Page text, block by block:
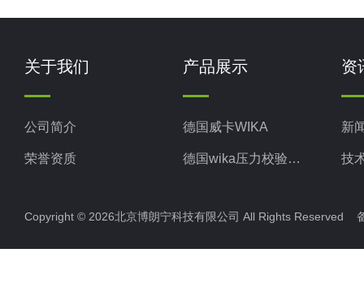
关于我们
公司简介
荣誉资质
产品展示
德国威卡WIKA
德国wika压力校验系统
美国固瑞克GRACO
意大利ELETTROTEC压力开关
资
新
技
Copyright © 2026北京博朗宁科技有限公司 All Rights Reserved